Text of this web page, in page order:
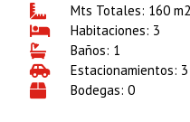
Mts Totales: 160 m2
Habitaciones: 3
Baños: 1
Estacionamientos: 3
Bodegas: 0